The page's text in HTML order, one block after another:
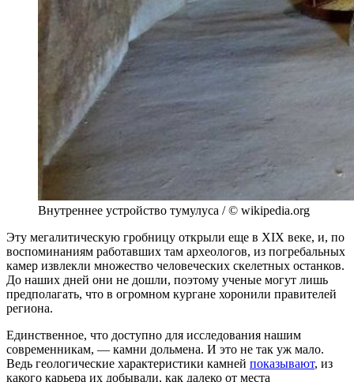
Внутреннее устройство тумулуса / © wikipedia.org
Эту мегалитическую гробницу открыли еще в XIX веке, и, по
воспоминаниям работавших там археологов, из погребальных
камер извлекли множество человеческих скелетных останков.
До наших дней они не дошли, поэтому ученые могут лишь
предполагать, что в огромном кургане хоронили правителей
региона.
Единственное, что доступно для исследования нашим
современникам, — камни дольмена. И это не так уж мало.
Ведь геологические характеристики камней показывают, из
какого карьера их добывали, как далеко от места